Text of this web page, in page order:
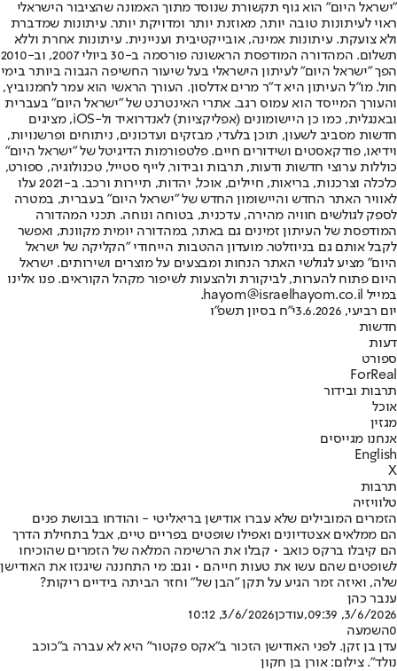
"ישראל היום" הוא גוף תקשורת שנוסד מתוך האמונה שהציבור הישראלי
ראוי לעיתונות טובה יותר, מאוזנת יותר ומדויקת יותר. עיתונות שמדברת
ולא צועקת. עיתונות אמינה, אובייקטיבית ועניינית. עיתונות אחרת וללא
תשלום. המהדורה המודפסת הראשונה פורסמה ב-30 ביולי 2007, וב-2010
הפך "ישראל היום" לעיתון הישראלי בעל שיעור החשיפה הגבוה ביותר בימי
חול. מו"ל העיתון היא ד"ר מרים אדלסון. העורך הראשי הוא עמר לחמנוביץ,
והעורך המייסד הוא עמוס רגב. אתרי האינטרנט של "ישראל היום" בעברית
ובאנגלית, כמו כן היישומונים (אפליקציות) לאנדרואיד ול-iOS, מציגים
חדשות מסביב לשעון, תוכן בלעדי, מבזקים ועדכונים, ניתוחים ופרשנויות,
וידיאו, פודקאסטים ושידורים חיים. פלטפורמות הדיגיטל של "ישראל היום"
כוללות ערוצי חדשות ודעות, תרבות ובידור, לייף סטייל, טכנולוגיה, ספורט,
כלכלה וצרכנות, בריאות, חיילים, אוכל, יהדות, תיירות ורכב. ב-2021 עלו
לאוויר האתר החדש והיישומון החדש של "ישראל היום" בעברית, במטרה
לספק לגולשים חוויה מהירה, עדכנית, בטוחה ונוחה. תכני המהדורה
המודפסת של העיתון זמינים גם באתר, במהדורה יומית מקוונת, ואפשר
לקבל אותם גם בניוזלטר. מועדון ההטבות הייחודי "הקליקה של ישראל
היום" מציע לגולשי האתר הנחות ומבצעים על מוצרים ושירותים. ישראל
היום פתוח להערות, לביקורת ולהצעות לשיפור מקהל הקוראים. פנו אלינו
במייל hayom@israelhayom.co.il.
יום רביעי, 3.6.2026
י"ח בסיון תשפ"ו
חדשות
דעות
ספורט
ForReal
תרבות ובידור
אוכל
מגזין
אנחנו מגייסים
English
X
תרבות
טלוויזיה
הזמרים המובילים שלא עברו אודישן בריאליטי - והודחו בבושת פנים
הם ממלאים אצטדיונים ואפילו שופטים בפריים טיים, אבל בתחילת הדרך
הם קיבלו ברקס כואב • קבלו את הרשימה המלאה של הזמרים שהוכיחו
לשופטים שהם עשו את טעות חייהם • וגם: מי התחננה שיגנזו את האודישן
שלה, ואיזה זמר הגיע על תקן "הבן של" וחזר הביתה בידיים ריקות?
ענבר כהן
3/6/2026, 09:39
,עודכן3/6/2026, 10:12
0השמעה
עדן בן זקן. לפני האודישן הזכור ב"אקס פקטור" היא לא עברה ב"כוכב
נולד". צילום: אורן בן חקון